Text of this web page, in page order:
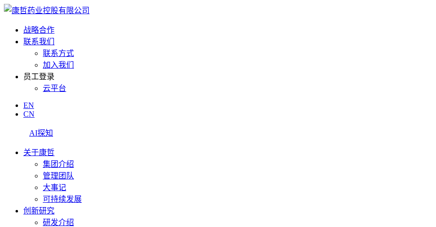
战略合作
联系我们
联系方式
加入我们
员工登录
云平台
EN
CN
AI探知
关于康哲
集团介绍
管理团队
大事记
可持续发展
创新研究
研发介绍